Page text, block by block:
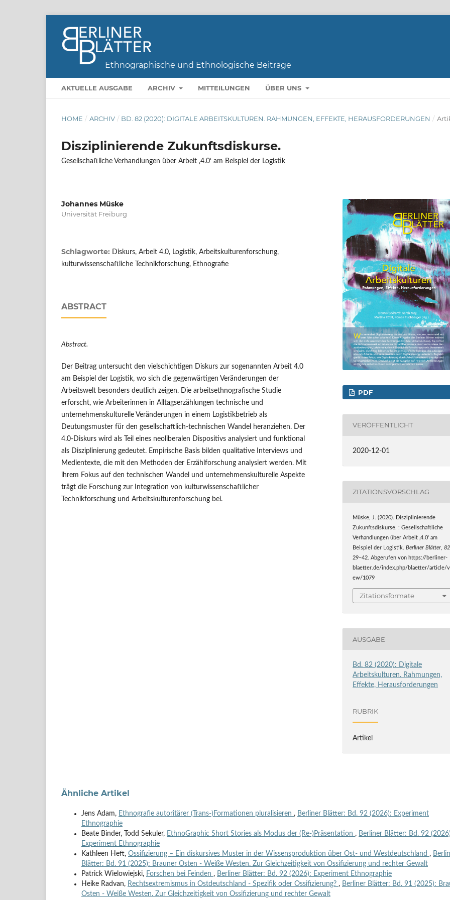
AKTUELLE AUSGABE ARCHIV MITTEILUNGEN ÜBER UNS
HOME / ARCHIV / BD. 82 (2020): DIGITALE ARBEITSKULTUREN. RAHMUNGEN, EFFEKTE, HERAUSFORDERUNGEN /
Disziplinierende Zukunftsdiskurse.
Gesellschaftliche Verhandlungen über Arbeit ‚4.0‘ am Beispiel der Logistik
Johannes Müske
Universität Freiburg
Schlagworte: Diskurs, Arbeit 4.0, Logistik, Arbeitskulturenforschung,
kulturwissenschaftliche Technikforschung, Ethnografie
ABSTRACT
Abstract.
Der Beitrag untersucht den vielschichtigen Diskurs zur sogenannten Arbeit 4.0
am Beispiel der Logistik, wo sich die gegenwärtigen Veränderungen der
Arbeitswelt besonders deutlich zeigen. Die arbeitsethnografische Studie
erforscht, wie Arbeiterinnen in Alltagserzählungen technische und
unternehmenskulturelle Veränderungen in einem Logistikbetrieb als
Deutungsmuster für den gesellschaftlich-technischen Wandel heranziehen. Der
4.0-Diskurs wird als Teil eines neoliberalen Dispositivs analysiert und funktional
als Disziplinierung gedeutet. Empirische Basis bilden qualitative Interviews und
Medientexte, die mit den Methoden der Erzählforschung analysiert werden. Mit
ihrem Fokus auf den technischen Wandel und unternehmenskulturelle Aspekte
trägt die Forschung zur Integration von kulturwissenschaftlicher
Technikforschung und Arbeitskulturenforschung bei.
PDF
VERÖFFENTLICHT
2020-12-01
ZITATIONSVORSCHLAG
Müske, J. (2020). Disziplinierende
Zukunftsdiskurse. : Gesellschaftliche
Verhandlungen über Arbeit ‚4.0‘ am
Beispiel der Logistik.Berliner Blätter ,82
29–42. Abgerufen von https://berliner-
blaetter.de/index.php/blaetter/article/
ew/1079
Zitationsformate
AUSGABE
Bd. 82 (2020): Digitale
Arbeitskulturen. Rahmungen,
Effekte, Herausforderungen
RUBRIK
Artikel
Ähnliche Artikel
Jens Adam, Ethnografie autoritärer (Trans-)Formationen pluralisieren , Berliner Blätter: Bd. 92 (2026): Experiment
Ethnographie
Beate Binder, Todd Sekuler, EthnoGraphic Short Stories als Modus der (Re-)Präsentation , Berliner Blätter: Bd. 92
Experiment Ethnographie
Kathleen Heft, Ossifizierung – Ein diskursives Muster in der Wissensproduktion über Ost- und Westdeutschland ,
Blätter: Bd. 91 (2025): Brauner Osten - Weiße Westen. Zur Gleichzeitigkeit von Ossifizierung und rechter Gewalt
Patrick Wielowiejski, Forschen bei Feinden , Berliner Blätter: Bd. 92 (2026): Experiment Ethnographie
Heike Radvan, Rechtsextremismus in Ostdeutschland - Spezifik oder Ossifizierung? , Berliner Blätter: Bd. 91 (2025):
Osten - Weiße Westen. Zur Gleichzeitigkeit von Ossifizierung und rechter Gewalt